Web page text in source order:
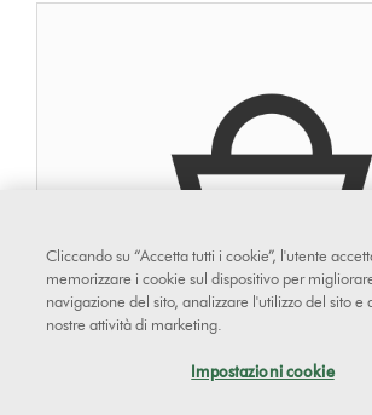
Cliccando su “Accetta tutti i cookie”, l'utente
memorizzare i cookie sul dispositivo per
navigazione del sito, analizzare l'utilizzo del sito e
nostre attività di marketing.
Impostazioni cookie